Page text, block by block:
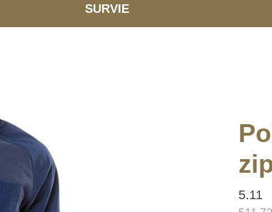
SURVIE
5.11